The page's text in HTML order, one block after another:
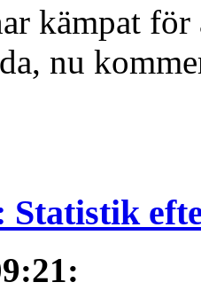
kämpat
nu
Statistik
: